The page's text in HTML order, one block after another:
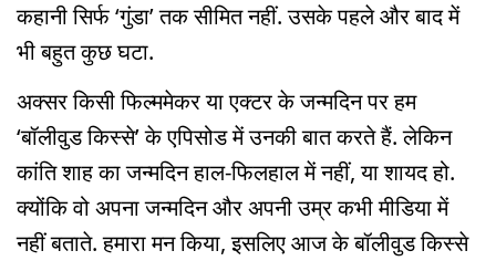
कहानी सिर्फ ‘गुंडा’ तक सीमित नहीं. उसके पहले और बाद में
भी बहुत कुछ घटा.
अक्सर किसी फिल्ममेकर या एक्टर के जन्मदिन पर हम
‘बॉलीवुड किस्से’ के एपिसोड में उनकी बात करते हैं. लेकिन
कांति शाह का जन्मदिन हाल-फिलहाल में नहीं, या शायद हो.
क्योंकि वो अपना जन्मदिन और अपनी उम्र कभी मीडिया में
नहीं बताते. हमारा मन किया, इसलिए आज के बॉलीवुड किस्से